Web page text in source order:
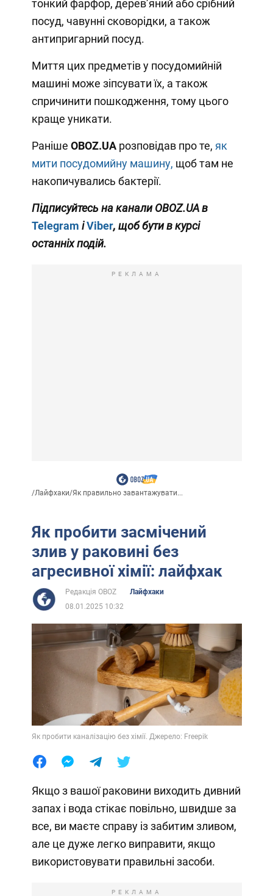
тонкий фарфор, дерев’яний або срібний
посуд, чавунні сковорідки, а також
антипригарний посуд.
Миття цих предметів у посудомийній
машині може зіпсувати їх, а також
спричинити пошкодження, тому цього
краще уникати.
Раніше OBOZ.UA розповідав про те, як
мити посудомийну машину, щоб там не
накопичувались бактерії.
Підписуйтесь на канали OBOZ.UA в
Telegram іViber, щоб бути в курсі
останніх подій.
РЕКЛАМА
/Лайфхаки/Як правильно завантажувати...
Як пробити засмічений
злив у раковині без
агресивної хімії: лайфхак
Редакція OBOZ
Лайфхаки
08.01.2025 10:32
Як пробити каналізацію без хімії. Джерело: Freepik
Якщо з вашої раковини виходить дивний
запах і вода стікає повільно, швидше за
все, ви маєте справу із забитим зливом,
але це дуже легко виправити, якщо
використовувати правильні засоби.
РЕКЛАМА